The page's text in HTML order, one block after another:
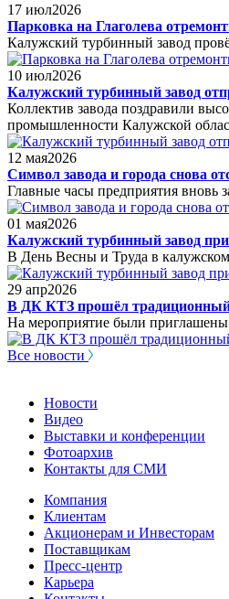
17 июл2026
Парковка на Глаголева
Калужский турбинный завод
10 июл2026
Калужский турбинный завод
Коллектив завода поздравили
промышленности Калужской
12 мая2026
Символ завода и города снова
Главные часы предприятия вновь
01 мая2026
Калужский турбинный завод
В День Весны и Труда в
29 апр2026
В ДК КТЗ прошёл
На мероприятие были
Все новости
Новости
Видео
Выставки и конференции
Фотоархив
Контакты для СМИ
Компания
Клиентам
Акционерам и Инвесторам
Поставщикам
Пресс-центр
Карьера